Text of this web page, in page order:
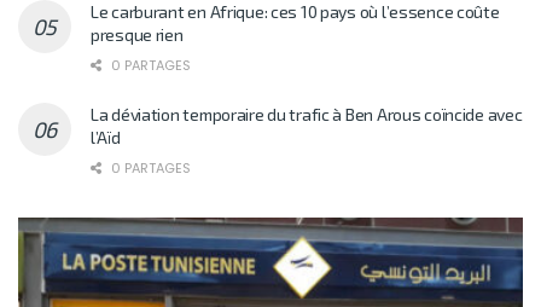
Le carburant en Afrique: ces 10 pays où l’essence coûte
presque rien
0 PARTAGES
La déviation temporaire du trafic à Ben Arous coïncide avec
l’Aïd
0 PARTAGES